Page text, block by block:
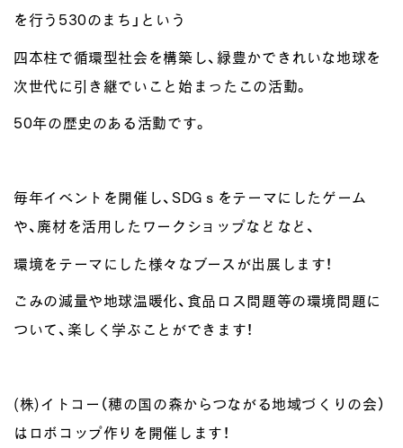
を行う530のまち」という
四本柱で循環型社会を構築し、緑豊かできれいな地球を
次世代に引き継でいこと始まったこの活動。
50年の歴史のある活動です。
毎年イベントを開催し、SDGｓをテーマにしたゲーム
や、廃材を活用したワークショップなどなど、
環境をテーマにした様々なブースが出展します！
ごみの減量や地球温暖化、食品ロス問題等の環境問題に
ついて、楽しく学ぶことができます！
(株)イトコー（穂の国の森からつながる地域づくりの会）
はロボコップ作りを開催します！